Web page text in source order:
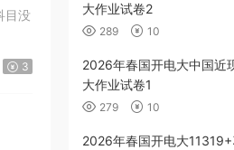
目没
3
大作业试卷2
289 10
2026年春国开电大中国近
大作业试卷1
279 10
2026年春国开电大